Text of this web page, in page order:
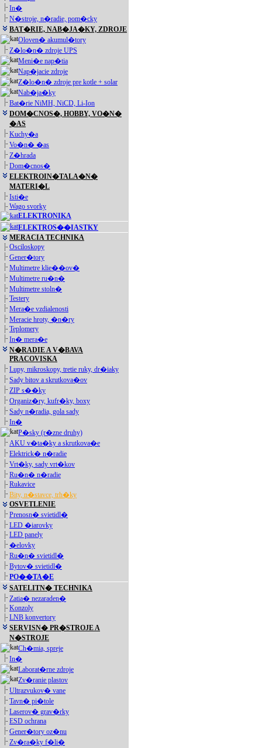
In�
N�stroje, n�radie, pom�cky
BAT�RIE, NAB�JA�KY, ZDROJE
Oloven� akumul�tory
Z�lo�n� zdroje UPS
Meni�e nap�tia
Nap�jacie zdroje
Z�lo�n� zdroje pre kotle + solar
Nab�ja�ky
Bat�rie NiMH, NiCD, Li-Ion
DOM�CNOS�, HOBBY, VO�N�
�AS
Kuchy�a
Vo�n� �as
Z�hrada
Dom�cnos�
ELEKTROIN�TALA�N�
MATERI�L
Isti�e
Wago svorky
ELEKTRONIKA
ELEKTROS��IASTKY
MERACIA TECHNIKA
Osciloskopy
Gener�tory
Multimetre klie��ov�
Multimetre ru�n�
Multimetre stoln�
Testery
Mera�e vzdialenosti
Meracie hroty, �n�ry
Teplomery
In� mera�e
N�RADIE A V�BAVA
PRACOVISKA
Lupy, mikroskopy, tretie ruky, dr�iaky
Sady bitov a skrutkova�ov
ZIP s��ky
Organiz�ry, kufr�ky, boxy
Sady n�radia, gola sady
In�
P�sky (r�zne druhy)
AKU v�ta�ky a skrutkova�e
Elektrick� n�radie
Vrt�ky, sady vrt�kov
Ru�n� n�radie
Rukavice
Bity, n�stavce, trh�ky
OSVETLENIE
Prenosn� svietidl�
LED �iarovky
LED panely
�elovky
Ru�n� svietidl�
Bytov� svietidl�
PO��TA�E
SATELITN� TECHNIKA
Zatia� nezaraden�
Konzoly
LNB konvertory
SERVISN� PR�STROJE A
N�STROJE
Ch�mia, spreje
In�
Laborat�rne zdroje
Zv�ranie plastov
Ultrazvukov� vane
Tavn� pi�tole
Laserov� grav�rky
ESD ochrana
Gener�tory oz�nu
Zv�ra�ky f�li�